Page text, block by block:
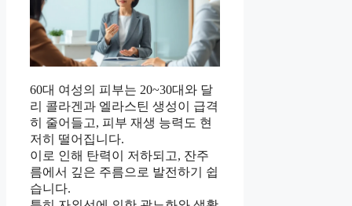
60대 여성의 피부는 20~30대와 달
리 콜라겐과 엘라스틴 생성이 급격
히 줄어들고, 피부 재생 능력도 현
저히 떨어집니다.
이로 인해 탄력이 저하되고, 잔주
름에서 깊은 주름으로 발전하기 쉽
습니다.